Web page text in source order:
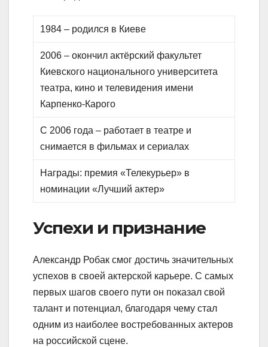
1984 – родился в Киеве
2006 – окончил актёрский факультет
Киевского национального университета
театра, кино и телевидения имени
Карпенко-Карого
С 2006 года – работает в театре и
снимается в фильмах и сериалах
Награды: премия «Телекурьер» в
номинации «Лучший актер»
Успехи и признание
Александр Робак смог достичь значительных
успехов в своей актерской карьере. С самых
первых шагов своего пути он показал свой
талант и потенциал, благодаря чему стал
одним из наиболее востребованных актеров
на российской сцене.